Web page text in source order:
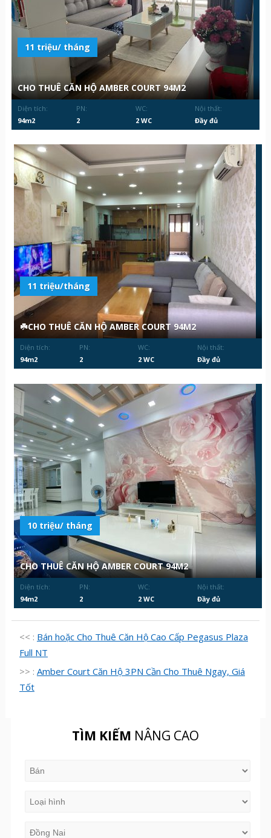
11 triệu/ tháng
CHO THUÊ CĂN HỘ AMBER COURT 94M2
Diện tích:
94m2
PN:
2
WC:
2 WC
Nội thất:
Đầy đủ
11 triệu/tháng
☘️CHO THUÊ CĂN HỘ AMBER COURT 94M2
Diện tích:
94m2
PN:
2
WC:
2 WC
Nội thất:
Đầy đủ
10 triệu/ tháng
CHO THUÊ CĂN HỘ AMBER COURT 94M2
Diện tích:
94m2
PN:
2
WC:
2 WC
Nội thất:
Đầy đủ
<< : Bán hoặc Cho Thuê Căn Hộ Cao Cấp Pegasus Plaza
Full NT
>> : Amber Court Căn Hộ 3PN Cần Cho Thuê Ngay, Giá
Tốt
TÌM KIẾM NÂNG CAO